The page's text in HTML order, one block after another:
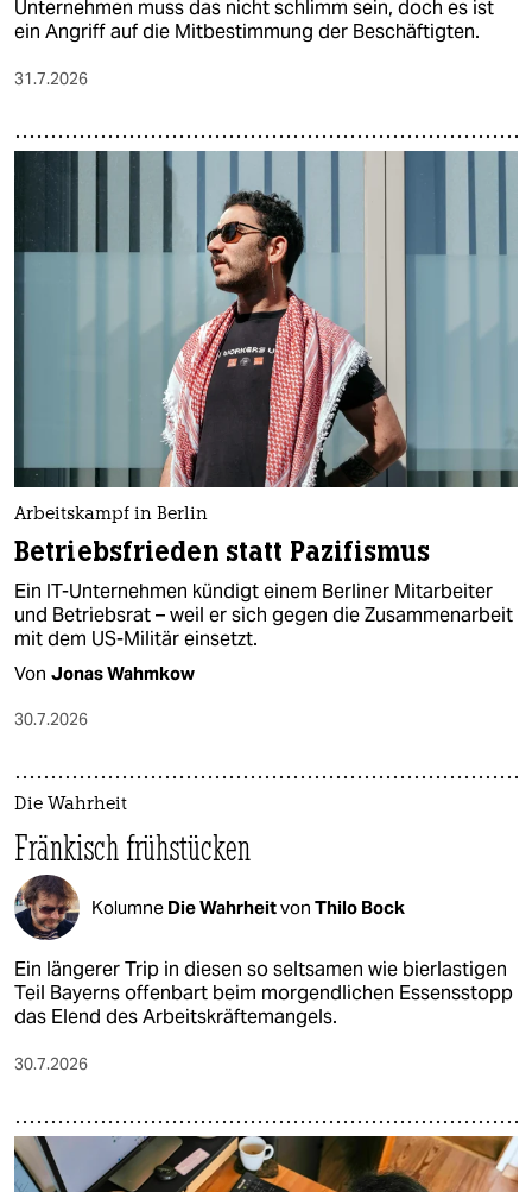
Unternehmen muss das nicht schlimm sein, doch es ist
ein Angriff auf die Mitbestimmung der Beschäftigten.
31.7.2026
Arbeitskampf in Berlin
Betriebsfrieden statt Pazifismus
Ein IT-Unternehmen kündigt einem Berliner Mitarbeiter
und Betriebsrat – weil er sich gegen die Zusammenarbeit
mit dem US-Militär einsetzt.
Von Jonas Wahmkow
30.7.2026
Die Wahrheit
Fränkisch frühstücken
Kolumne Die Wahrheitvon Thilo Bock
Ein längerer Trip in diesen so seltsamen wie bierlastigen
Teil Bayerns offenbart beim morgendlichen Essensstopp
das Elend des Arbeitskräftemangels.
30.7.2026